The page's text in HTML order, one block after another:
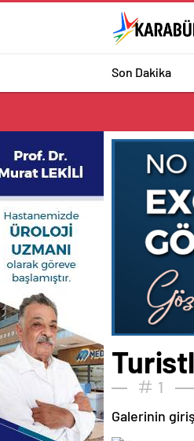
Son Dakika
1
Galerinin